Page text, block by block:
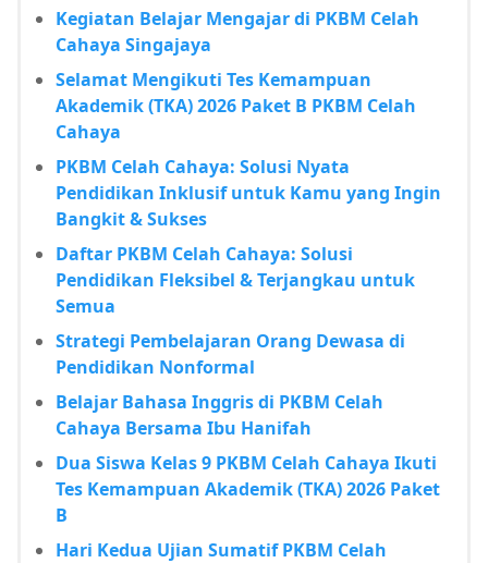
Kegiatan Belajar Mengajar di PKBM Celah
Cahaya Singajaya
Selamat Mengikuti Tes Kemampuan
Akademik (TKA) 2026 Paket B PKBM Celah
Cahaya
PKBM Celah Cahaya: Solusi Nyata
Pendidikan Inklusif untuk Kamu yang Ingin
Bangkit & Sukses
Daftar PKBM Celah Cahaya: Solusi
Pendidikan Fleksibel & Terjangkau untuk
Semua
Strategi Pembelajaran Orang Dewasa di
Pendidikan Nonformal
Belajar Bahasa Inggris di PKBM Celah
Cahaya Bersama Ibu Hanifah
Dua Siswa Kelas 9 PKBM Celah Cahaya Ikuti
Tes Kemampuan Akademik (TKA) 2026 Paket
B
Hari Kedua Ujian Sumatif PKBM Celah